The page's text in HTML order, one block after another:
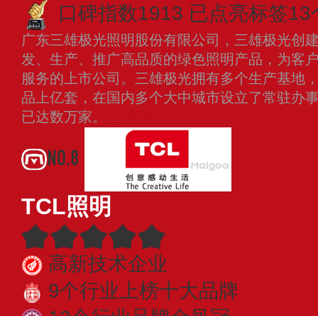
口碑指数1913 已点亮标签13
广东三雄极光照明股份有限公司，三雄极光创
发、生产、推广高品质的绿色照明产品，为客
服务的上市公司。三雄极光拥有多个生产基地
品上亿套，在国内多个大中城市设立了常驻办
已达数万家。
NO.8
TCL照明
高新技术企业
9个行业上榜十大品牌